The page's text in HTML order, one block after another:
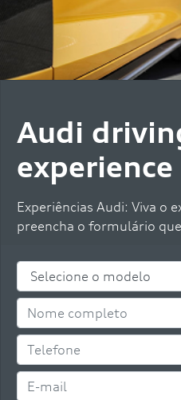
Audi
experience
Experiências Audi: Viva o
preencha o formulário